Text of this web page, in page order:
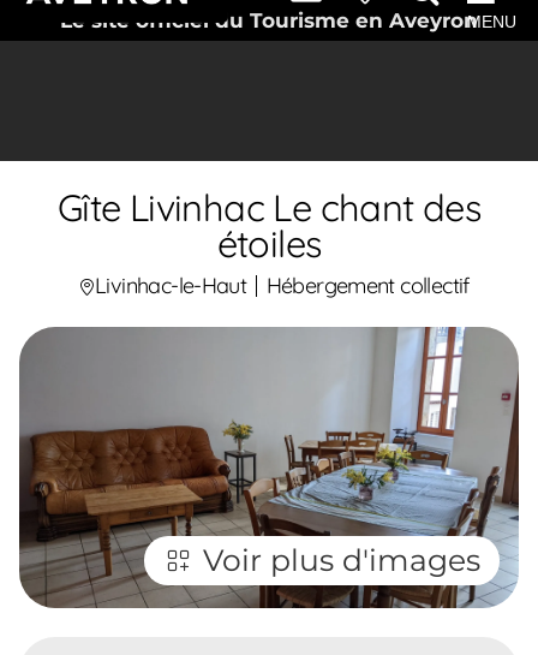
Le site officiel du Tourisme en AveyronMENU
Gîte Livinhac Le chant des
étoiles
Livinhac-le-Haut Hébergement collectif
Voir plus d'images